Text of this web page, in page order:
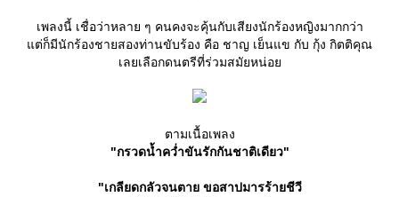
เพลงนี้ เชื่อว่าหลาย ๆ คนคงจะคุ้นกับเสียงนักร้องหญิงมากกว่า
ต่ก็มีนักร้องชายสองท่านขับร้อง คือ ชาญ เย็นแข กับ กุ้ง กิตติคุณ
เลยเลือกดนตรีที่ร่วมสมัยหน่อ
ตามเนื้อเพลง
"กรวดน้ำคว่ำขันรักกันชาติเดียว"
"เกลียดกลัวจนตาย ขอสาปมารร้ายชีวี